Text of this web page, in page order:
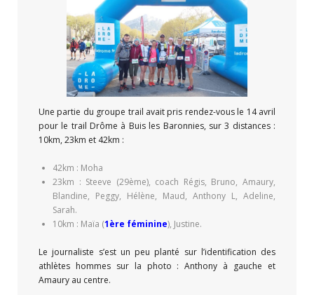
Une partie du groupe trail avait pris rendez-vous le 14 avril
pour le trail Drôme à Buis les Baronnies, sur 3 distances :
10km, 23km et 42km :
42km : Moha
23km : Steeve (29ème), coach Régis, Bruno, Amaury,
Blandine, Peggy, Hélène, Maud, Anthony L, Adeline,
Sarah.
10km : Maïa (1ère féminine), Justine.
Le journaliste s’est un peu planté sur l’identification des
athlètes hommes sur la photo : Anthony à gauche et
Amaury au centre.